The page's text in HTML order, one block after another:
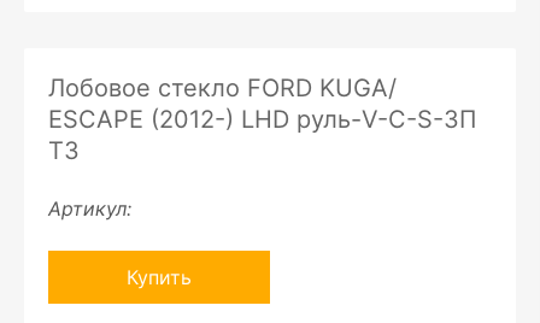
Лобовое стекло FORD KUGA/
ESCAPE (2012-) LHD руль-V-C-S-ЗП
ТЗ
Артикул:
Купить